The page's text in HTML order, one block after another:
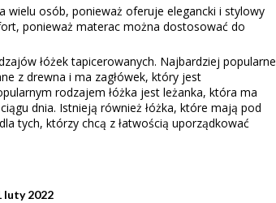
wielu osób, ponieważ oferuje elegancki i stylowy
ponieważ materac można dostosować do
łóżek tapicerowanych. Najbardziej popularne
z drewna i ma zagłówek, który jest
rodzajem łóżka jest leżanka, która ma
dnia. Istnieją również łóżka, które mają pod
tych, którzy chcą z łatwością uporządkować
luty 2022